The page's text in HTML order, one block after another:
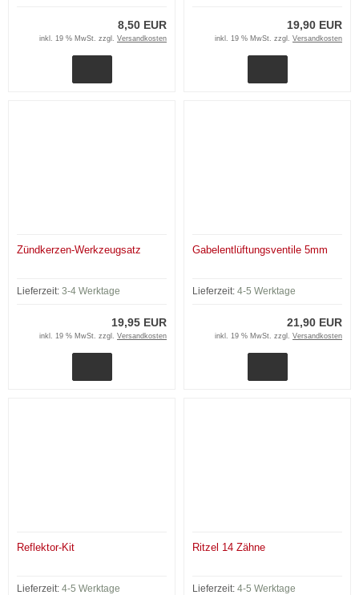
8,50 EUR
inkl. 19 % MwSt. zzgl. Versandkosten
19,90 EUR
inkl. 19 % MwSt. zzgl. Versandkosten
Zündkerzen-Werkzeugsatz
Lieferzeit: 3-4 Werktage
19,95 EUR
inkl. 19 % MwSt. zzgl. Versandkosten
Gabelentlüftungsventile 5mm
Lieferzeit: 4-5 Werktage
21,90 EUR
inkl. 19 % MwSt. zzgl. Versandkosten
Reflektor-Kit
Lieferzeit: 4-5 Werktage
Ritzel 14 Zähne
Lieferzeit: 4-5 Werktage